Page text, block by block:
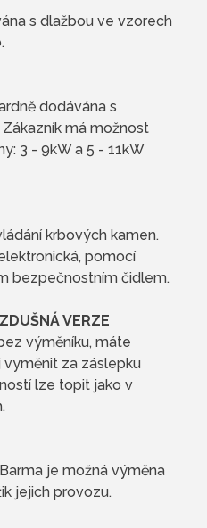
s dlažbou ve vzorech
dodávána s
má možnost
3 - 9kW a 5 - 11kW
krbových kamen.
pomocí
bezpečnostním čidlem.
VERZE
výměníku, máte
za záslepku
lze topit jako v
je možná výměna
jejich provozu.